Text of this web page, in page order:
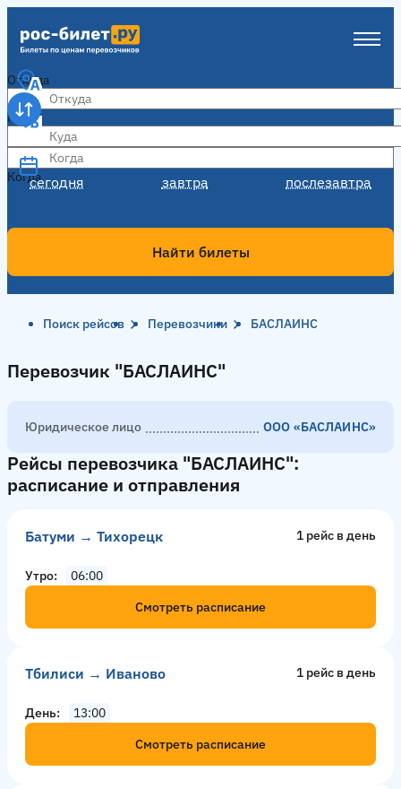
Откуда
Куда
Когда
сегодня завтра послезавтра
Когда
Найти билеты
Поиск рейсов Перевозчики БАСЛАИНС
Перевозчик "БАСЛАИНС"
Перевозчик "БАСЛАИНС"
Юридическое лицо ООО «БАСЛАИНС»
Рейсы перевозчика "БАСЛАИНС":
расписание и отправления
Батуми → Тихорецк 1 рейс в день
Утро
06:00
Смотреть расписание
Тбилиси → Иваново 1 рейс в день
День
13:00
Смотреть расписание